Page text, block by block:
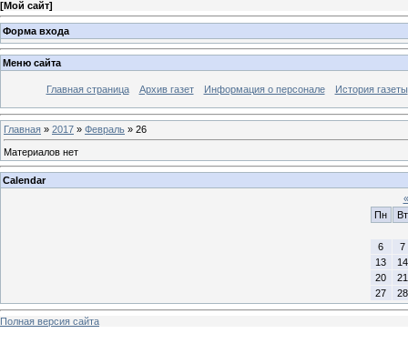
[Мой сайт]
Форма входа
Меню сайта
Главная страница Архив газет Информация о персонале История газеты
Главная » 2017 » Февраль » 26
Материалов нет
Calendar
«
Пн
Вт
6
7
13
14
20
21
27
28
Полная версия сайта